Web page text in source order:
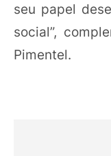
seu papel
social”,
Pimentel.